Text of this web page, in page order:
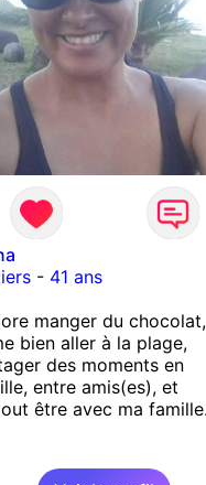
- 41 ans
manger du chocolat,
bien aller à la plage,
des moments en
entre amis(es), et
être avec ma famille.